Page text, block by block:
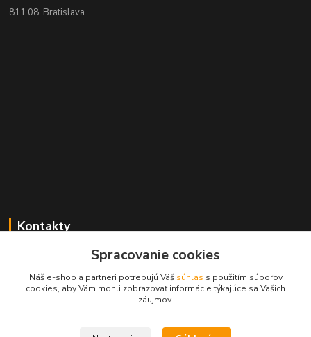
811 08, Bratislava
Kontakty
+421 2 529 67 411
(Po - Pia: 10:00 - 17:30)
Spracovanie cookies
Náš e-shop a partneri potrebujú Váš súhlas s použitím súborov
cookies, aby Vám mohli zobrazovať informácie týkajúce sa Vašich
záujmov.